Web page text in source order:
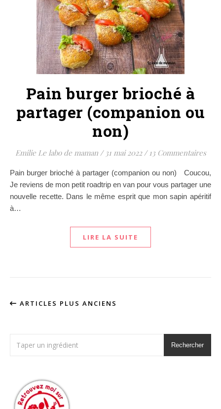
Pain burger brioché à
partager (companion ou
non)
Emilie Le labo de maman / 31 mai 2022 / 13 Commentaires
Pain burger brioché à partager (companion ou non) Coucou,
Je reviens de mon petit roadtrip en van pour vous partager une
nouvelle recette. Dans le même esprit que mon sapin apéritif
à…
LIRE LA SUITE
ARTICLES PLUS ANCIENS
Rechercher